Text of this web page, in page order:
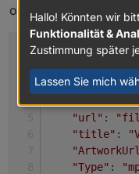
oder ein Album oder
[
  {
"index": 0
"url" :
"title" :
"Type" :
Hallo! Könnten wir
Funktionalität &
Zustimmung später
Lassen Sie mich